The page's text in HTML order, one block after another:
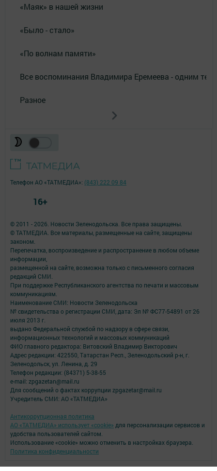
«Маяк» в нашей жизни
«Было - стало»
«По волнам памяти»
Все воспоминания Владимира Еремеева - одним
Разное
© 2011 - 2026. Новости Зеленодольска. Все права защищены.
© ТАТМЕДИА. Все материалы, размещенные на сайте, защищены
законом.
Перепечатка, воспроизведение и распространение в любом объеме
информации,
размещенной на сайте, возможна только с письменного согласия
редакций СМИ.
При поддержке Республиканского агентства по печати и массовым
коммуникациям.
Наименование СМИ: Новости Зеленодольска
№ свидетельства о регистрации СМИ, дата: Эл № ФС77-54891 от 26
июля 2013 г.
выдано Федеральной службой по надзору в сфере связи,
информационных технологий и массовых коммуникаций
ФИО главного редактора: Витовский Владимир Викторович
Адрес редакции: 422550, Татарстан Респ., Зеленодольский р-н, г.
Зеленодольск, ул. Ленина, д. 29
Телефон редакции: (84371) 5-38-55
e-mail: zpgazetan@mail.ru
Для сообщений о фактах коррупции zpgazetar@mail.ru
Учредитель СМИ: АО «ТАТМЕДИА»
Антикоррупционная политика
АО «ТАТМЕДИА» использует «cookie» для персонализации сервисов и
удобства пользователей сайтом.
Использование «cookie» можно отменить в настройках браузера.
Политика конфиденциальности
Телефон АО «ТАТМЕДИА»: (843) 222 09 84
16+